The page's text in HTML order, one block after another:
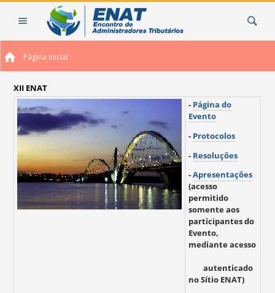
Página Inicial
XII ENAT
- Página do
Evento
- Protocolos
- Resoluções
-Apresentações
(acesso
permitido
somente aos
participantes do
Evento,
mediante acesso
autenticado
no Sítio ENAT)